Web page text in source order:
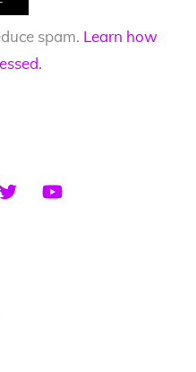
spam. Learn how